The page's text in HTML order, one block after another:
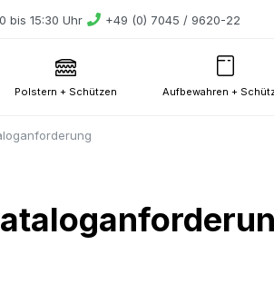
bis 15:30 Uhr +49 (0) 7045 / 9620-22
Polstern + Schützen Aufbewahren +